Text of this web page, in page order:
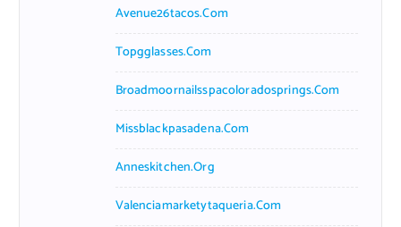
Avenue26tacos.com
Topgglasses.com
Broadmoornailsspacoloradosprings.com
Missblackpasadena.com
Anneskitchen.org
Valenciamarketytaqueria.com